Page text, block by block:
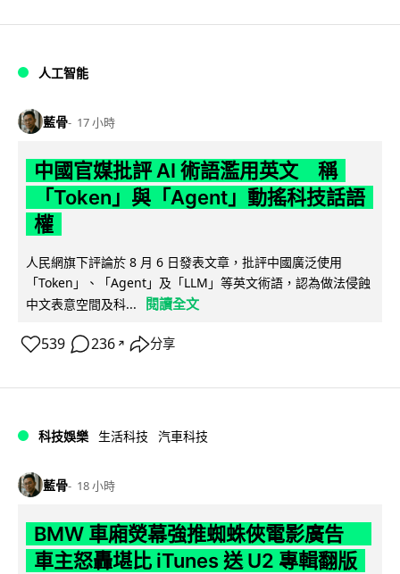
人工智能
藍骨 17 小時
中國官媒批評 AI 術語濫用英文 稱
「Token」與「Agent」動搖科技話語
權
人民網旗下評論於 8 月 6 日發表文章，批評中國廣泛使用
「Token」、「Agent」及「LLM」等英文術語，認為做法侵蝕
中文表意空間及科...
閱讀全文
539 236 ↗ 分享
科技娛樂 生活科技 汽車科技
藍骨 18 小時
BMW 車廂熒幕強推蜘蛛俠電影廣告
車主怒轟堪比 iTunes 送 U2 專輯翻版